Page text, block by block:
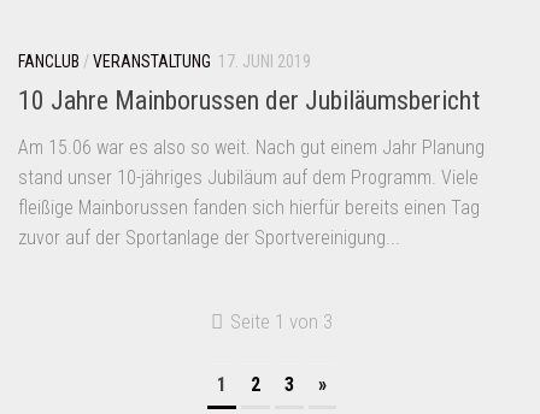
FANCLUB /VERANSTALTUNG 17. JUNI 2019
10 Jahre Mainborussen der Jubiläumsbericht
Am 15.06 war es also so weit. Nach gut einem Jahr Planung
stand unser 10-jähriges Jubiläum auf dem Programm. Viele
fleißige Mainborussen fanden sich hierfür bereits einen Tag
zuvor auf der Sportanlage der Sportvereinigung...
Seite 1 von 3
1 2 3 »